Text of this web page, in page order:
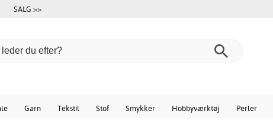
SALG >>
Garn Tekstil Stof Smykker Hobbyværktøj Perler